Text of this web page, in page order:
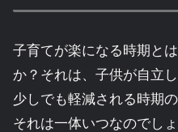
子育てが楽になる時期と
か？それは、子供が自立
少しでも軽減される時期
それは一体いつなのでし